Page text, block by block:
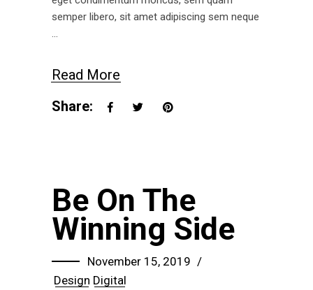
semper libero, sit amet adipiscing sem neque
Read More
Share:
Be On The
Winning Side
November 15, 2019
Design Digital